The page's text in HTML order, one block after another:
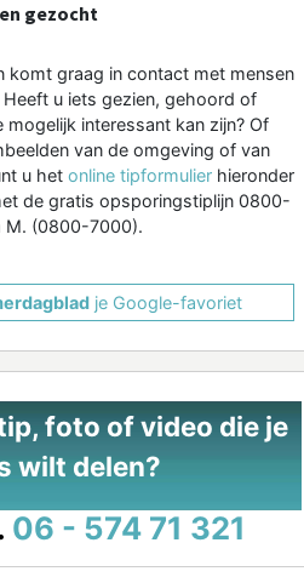
gezocht
komt graag in contact met mensen
u iets gezien, gehoord of
interessant kan zijn? Of
van de omgeving of van
u het online tipformulier hieronder
de gratis opsporingstiplijn 0800-
M. (0800-7000).
je Google-favoriet
foto of video die je
wilt delen?
06 - 574 71 321